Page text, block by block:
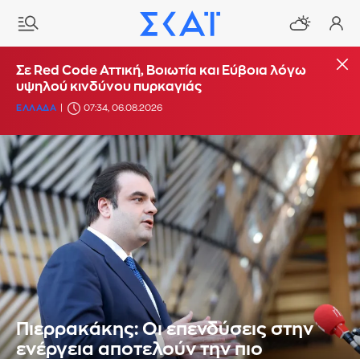
Σε Red Code Αττική, Βοιωτία και Εύβοια λόγω
υψηλού κινδύνου πυρκαγιάς
ΕΛΛΑΔΑ 07:34, 06.08.2026
Πιερρακάκης: Οι επενδύσεις στην
ενέργεια αποτελούν την πιο